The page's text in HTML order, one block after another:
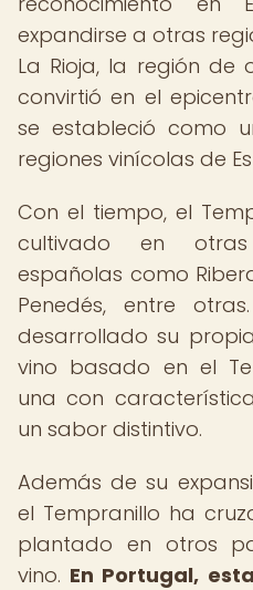
expandirse a otras
La Rioja, la región de
convirtió en el
se estableció como
regiones vinícolas de
Con el tiempo, el
cultivado en otras
españolas como
Penedés, entre
desarrollado su
vino basado en el
una con
un sabor distintivo.
Además de su
el Tempranillo ha
plantado en otros
vino. En Portugal,